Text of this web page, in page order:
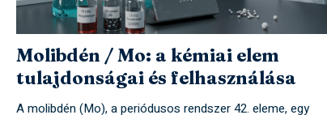
Molibdén / Mo: a kémiai elem
tulajdonságai és felhasználása
A molibdén (Mo), a periódusos rendszer 42. eleme, egy